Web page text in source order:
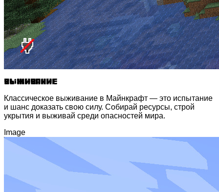
Выживание
Классическое выживание в Майнкрафт — это испытание
и шанс доказать свою силу. Собирай ресурсы, строй
укрытия и выживай среди опасностей мира.
Image